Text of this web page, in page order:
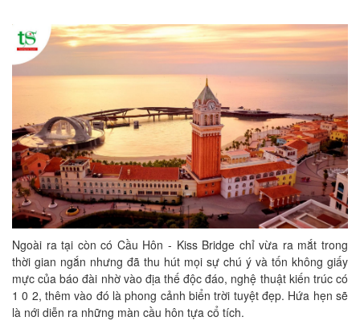
Ngoài ra tại còn có Cầu Hôn - Kiss Bridge chỉ vừa ra mắt trong
thời gian ngắn nhưng đã thu hút mọi sự chú ý và tốn không giấy
mực của báo đài nhờ vào địa thế độc đáo, nghệ thuật kiến trúc có
1 0 2, thêm vào đó là phong cảnh biển trời tuyệt đẹp. Hứa hẹn sẽ
là nới diễn ra những màn cầu hôn tựa cổ tích.